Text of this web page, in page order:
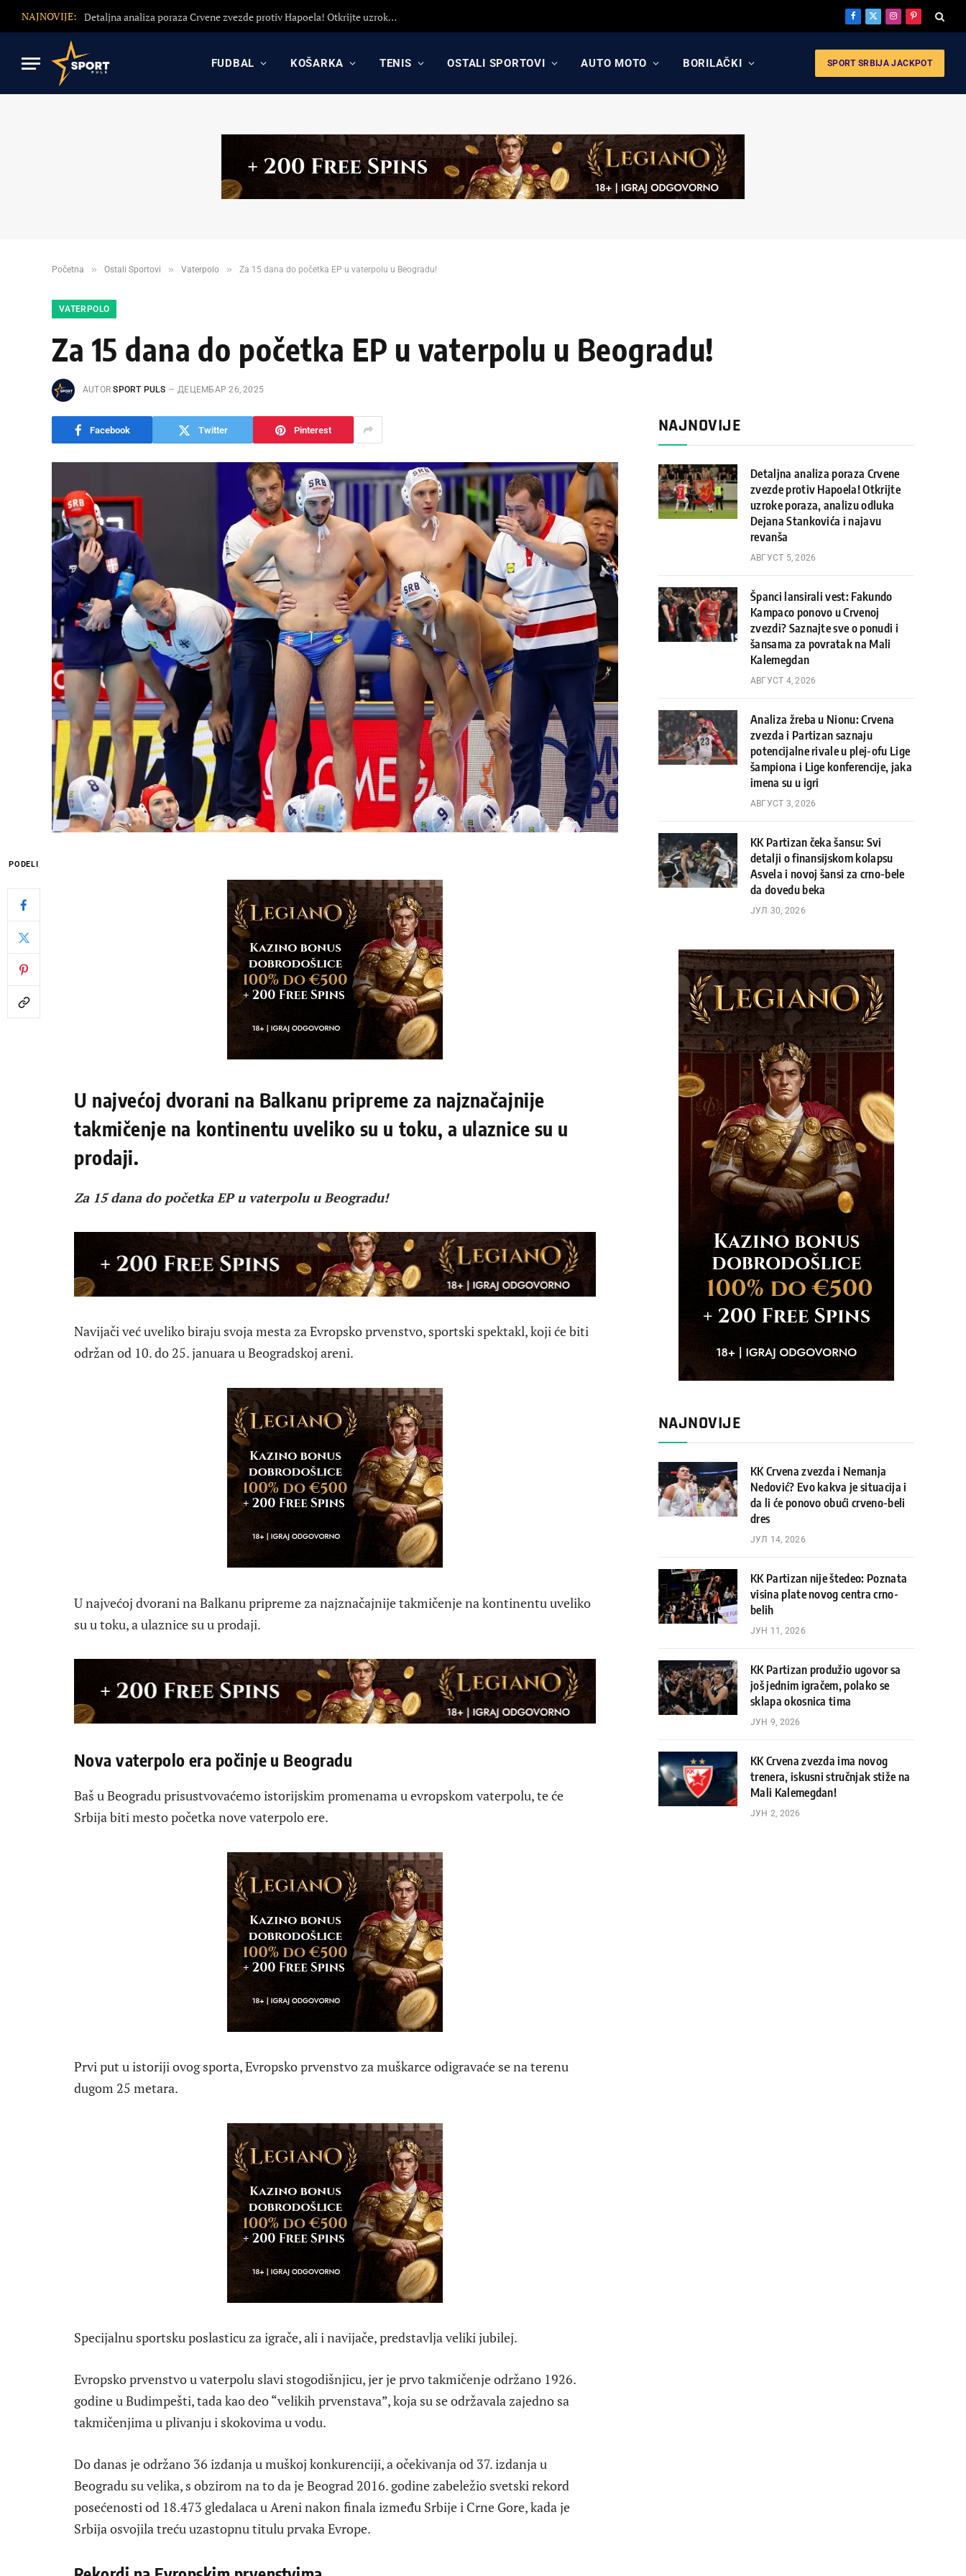
NAJNOVIJE: Španci lansirali vest: Fakundo Kampaco ponovo u Crvenoj zvezdi? Saznajte sve o ponudi i šansama za povratak na Mali Kalemegdan Facebook
X
Instagram
Pinterest
FUDBAL KOŠARKA TENIS OSTALI SPORTOVI AUTO MOTO BORILAČKI SPORT SRBIJA JACKPOT
Početna » Ostali Sportovi » Vaterpolo » Za 15 dana do početka EP u vaterpolu u Beogradu!
VATERPOLO
Za 15 dana do početka EP u vaterpolu u Beogradu!
AUTOR SPORT PULS ДЕЦЕМБАР 26, 2025
Facebook Twitter Pinterest
PODELI
U najvećoj dvorani na Balkanu pripreme za najznačajnije
takmičenje na kontinentu uveliko su u toku, a ulaznice su u
prodaji.
Za 15 dana do početka EP u vaterpolu u Beogradu!
Navijači već uveliko biraju svoja mesta za Evropsko prvenstvo, sportski spektakl, koji će biti
održan od 10. do 25. januara u Beogradskoj areni.
U najvećoj dvorani na Balkanu pripreme za najznačajnije takmičenje na kontinentu uveliko
su u toku, a ulaznice su u prodaji.
Nova vaterpolo era počinje u Beogradu
Baš u Beogradu prisustvovaćemo istorijskim promenama u evropskom vaterpolu, te će
Srbija biti mesto početka nove vaterpolo ere.
Prvi put u istoriji ovog sporta, Evropsko prvenstvo za muškarce odigravaće se na terenu
dugom 25 metara.
Specijalnu sportsku poslasticu za igrače, ali i navijače, predstavlja veliki jubilej.
Evropsko prvenstvo u vaterpolu slavi stogodišnjicu, jer je prvo takmičenje održano 1926.
godine u Budimpešti, tada kao deo “velikih prvenstava”, koja su se održavala zajedno sa
takmičenjima u plivanju i skokovima u vodu.
Do danas je održano 36 izdanja u muškoj konkurenciji, a očekivanja od 37. izdanja u
Beogradu su velika, s obzirom na to da je Beograd 2016. godine zabeležio svetski rekord
posećenosti od 18.473 gledalaca u Areni nakon finala između Srbije i Crne Gore, kada je
Srbija osvojila treću uzastopnu titulu prvaka Evrope.
NAJNOVIJE
Detaljna analiza poraza Crvene
zvezde protiv Hapoela! Otkrijte
uzroke poraza, analizu odluka
Dejana Stankovića i najavu
revanša
АВГУСТ 5, 2026
Španci lansirali vest: Fakundo
Kampaco ponovo u Crvenoj
zvezdi? Saznajte sve o ponudi i
šansama za povratak na Mali
Kalemegdan
АВГУСТ 4, 2026
Analiza žreba u Nionu: Crvena
zvezda i Partizan saznaju
potencijalne rivale u plej-ofu Lige
šampiona i Lige konferencije, jaka
imena su u igri
АВГУСТ 3, 2026
KK Partizan čeka šansu: Svi
detalji o finansijskom kolapsu
Asvela i novoj šansi za crno-bele
da dovedu beka
ЈУЛ 30, 2026
NAJNOVIJE
KK Crvena zvezda i Nemanja
Nedović? Evo kakva je situacija i
da li će ponovo obući crveno-beli
dres
ЈУЛ 14, 2026
KK Partizan nije štedeo: Poznata
visina plate novog centra crno-
belih
ЈУН 11, 2026
KK Partizan produžio ugovor sa
još jednim igračem, polako se
sklapa okosnica tima
ЈУН 9, 2026
KK Crvena zvezda ima novog
trenera, iskusni stručnjak stiže na
Mali Kalemegdan!
ЈУН 2, 2026